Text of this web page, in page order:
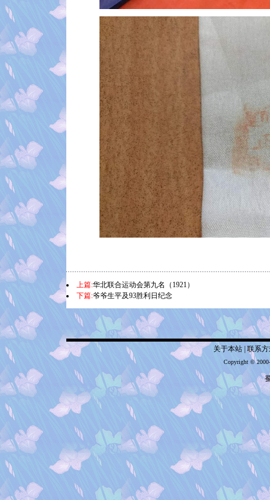
上篇:华北联合运动会第九名（1921）
下篇:爷爷生平及93胜利日纪念
关于本站 联系
Copyright ©